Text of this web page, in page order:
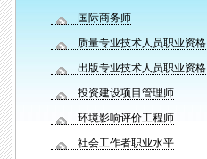
国际商务师
质量专业技术人员职业资格
出版专业技术人员职业资格
投资建设项目管理师
环境影响评价工程师
社会工作者职业水平